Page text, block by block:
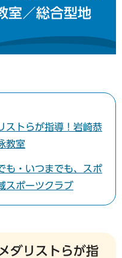
室／総合型地
トらが指導！岩崎恭
教室
・いつまでも、スポ
スポーツクラブ
ダリストらが指